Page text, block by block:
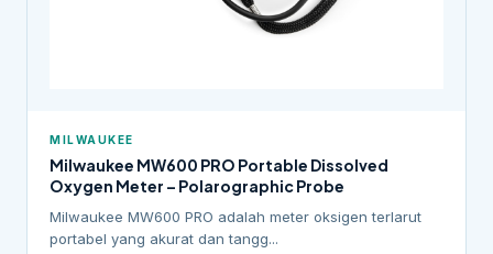
MILWAUKEE
Milwaukee MW600 PRO Portable Dissolved
Oxygen Meter – Polarographic Probe
Milwaukee MW600 PRO adalah meter oksigen terlarut
portabel yang akurat dan tangg...